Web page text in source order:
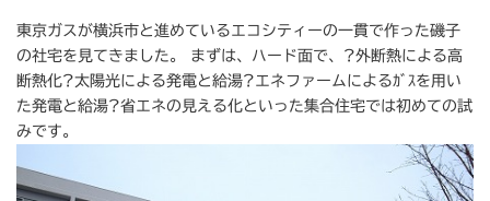
東京ガスが横浜市と進めているエコシティーの一貫で作った磯子
の社宅を見てきました。 まずは、ハード面で、?外断熱による高
断熱化?太陽光による発電と給湯?エネファームによるｶﾞｽを用い
た発電と給湯?省エネの見える化といった集合住宅では初めての試
みです。